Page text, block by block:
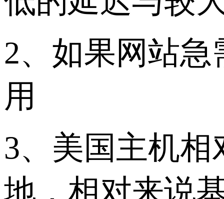
2、如果网站
用
3、美国主机
地，相对来说